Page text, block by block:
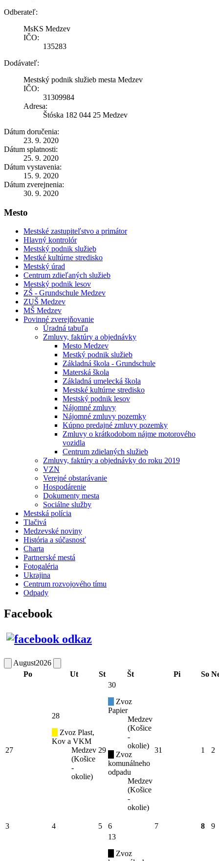
Odberateľ:
MsKS Medzev
IČO:
135283
Dodávateľ:
Mestský podnik služieb mesta Medzev
IČO:
31309984
Adresa:
Štóska 182 044 25 Medzev
Dátum doručenia:
23. 9. 2020
Dátum splatnosti:
25. 9. 2020
Dátum vystavenia:
15. 9. 2020
Dátum zverejnenia:
30. 9. 2020
Mesto
Mestské zastupiteľstvo a primátor
Hlavný kontrolór
Mestský podnik služieb
Mestké kultúrne stredisko
Mestský úrad
Centrum zdieľaných služieb
Mestský podnik lesov
ZŠ - Grundschule Medzev
ZUŠ Medzev
MŠ Medzev
Povinné zverejňovanie
Úradná tabuľa
Zmluvy, faktúry a objednávky
Mesto Medzev
Mestký podnik služieb
Základná škola - Grundschule
Materská škola
Základná umelecká škola
Mestské kultúrne stredisko
Mestský podnik lesov
Nájomné zmluvy
Nájomné zmluvy pozemky
Kúpno predajné zmluvy pozemky
Zmluvy o krátkodobom nájme motorového
vozidla
Centrum zdielaných služieb
Zmluvy, faktúry a objednávky do roku 2019
VZN
Verejné obstarávanie
Hospodárenie
Dokumenty mesta
Sociálne služby
Mestská polícia
Tlačivá
Medzevské noviny
História a súčasnosť
Charta
Partnerské mestá
Fotogaléria
Ukrajina
Centrum rozvojového tímu
Odpady
Facebook
August2026
Po
Ut St Št Pi So
27
28
Zvoz Plast,
Kov a VKM
Medzev
(Košice
-
okolie)
29
30
Zvoz
Papier
Medzev
(Košice
-
okolie)
Zvoz
komunálneho
odpadu
Medzev
(Košice
-
okolie)
31 1 2
3 4 5 6 7 8
9
13
Zvoz